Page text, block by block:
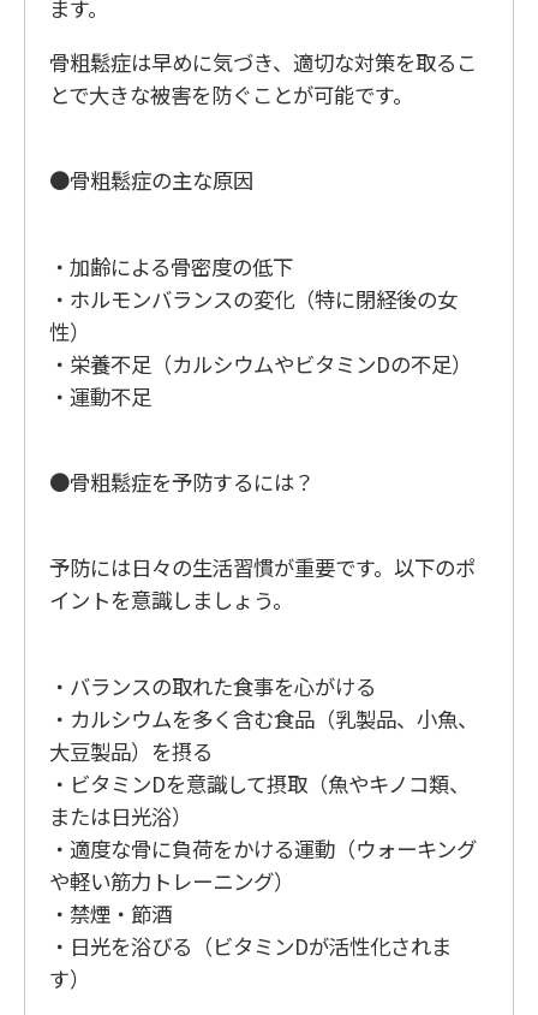
ます。
骨粗鬆症は早めに気づき、適切な対策を取るこ
とで大きな被害を防ぐことが可能です。
●骨粗鬆症の主な原因
・加齢による骨密度の低下
・ホルモンバランスの変化（特に閉経後の女
性）
・栄養不足（カルシウムやビタミンDの不足）
・運動不足
●骨粗鬆症を予防するには？
予防には日々の生活習慣が重要です。以下のポ
イントを意識しましょう。
・バランスの取れた食事を心がける
・カルシウムを多く含む食品（乳製品、小魚、
大豆製品）を摂る
・ビタミンDを意識して摂取（魚やキノコ類、
または日光浴）
・適度な骨に負荷をかける運動（ウォーキング
や軽い筋力トレーニング）
・禁煙・節酒
・日光を浴びる（ビタミンDが活性化されま
す）